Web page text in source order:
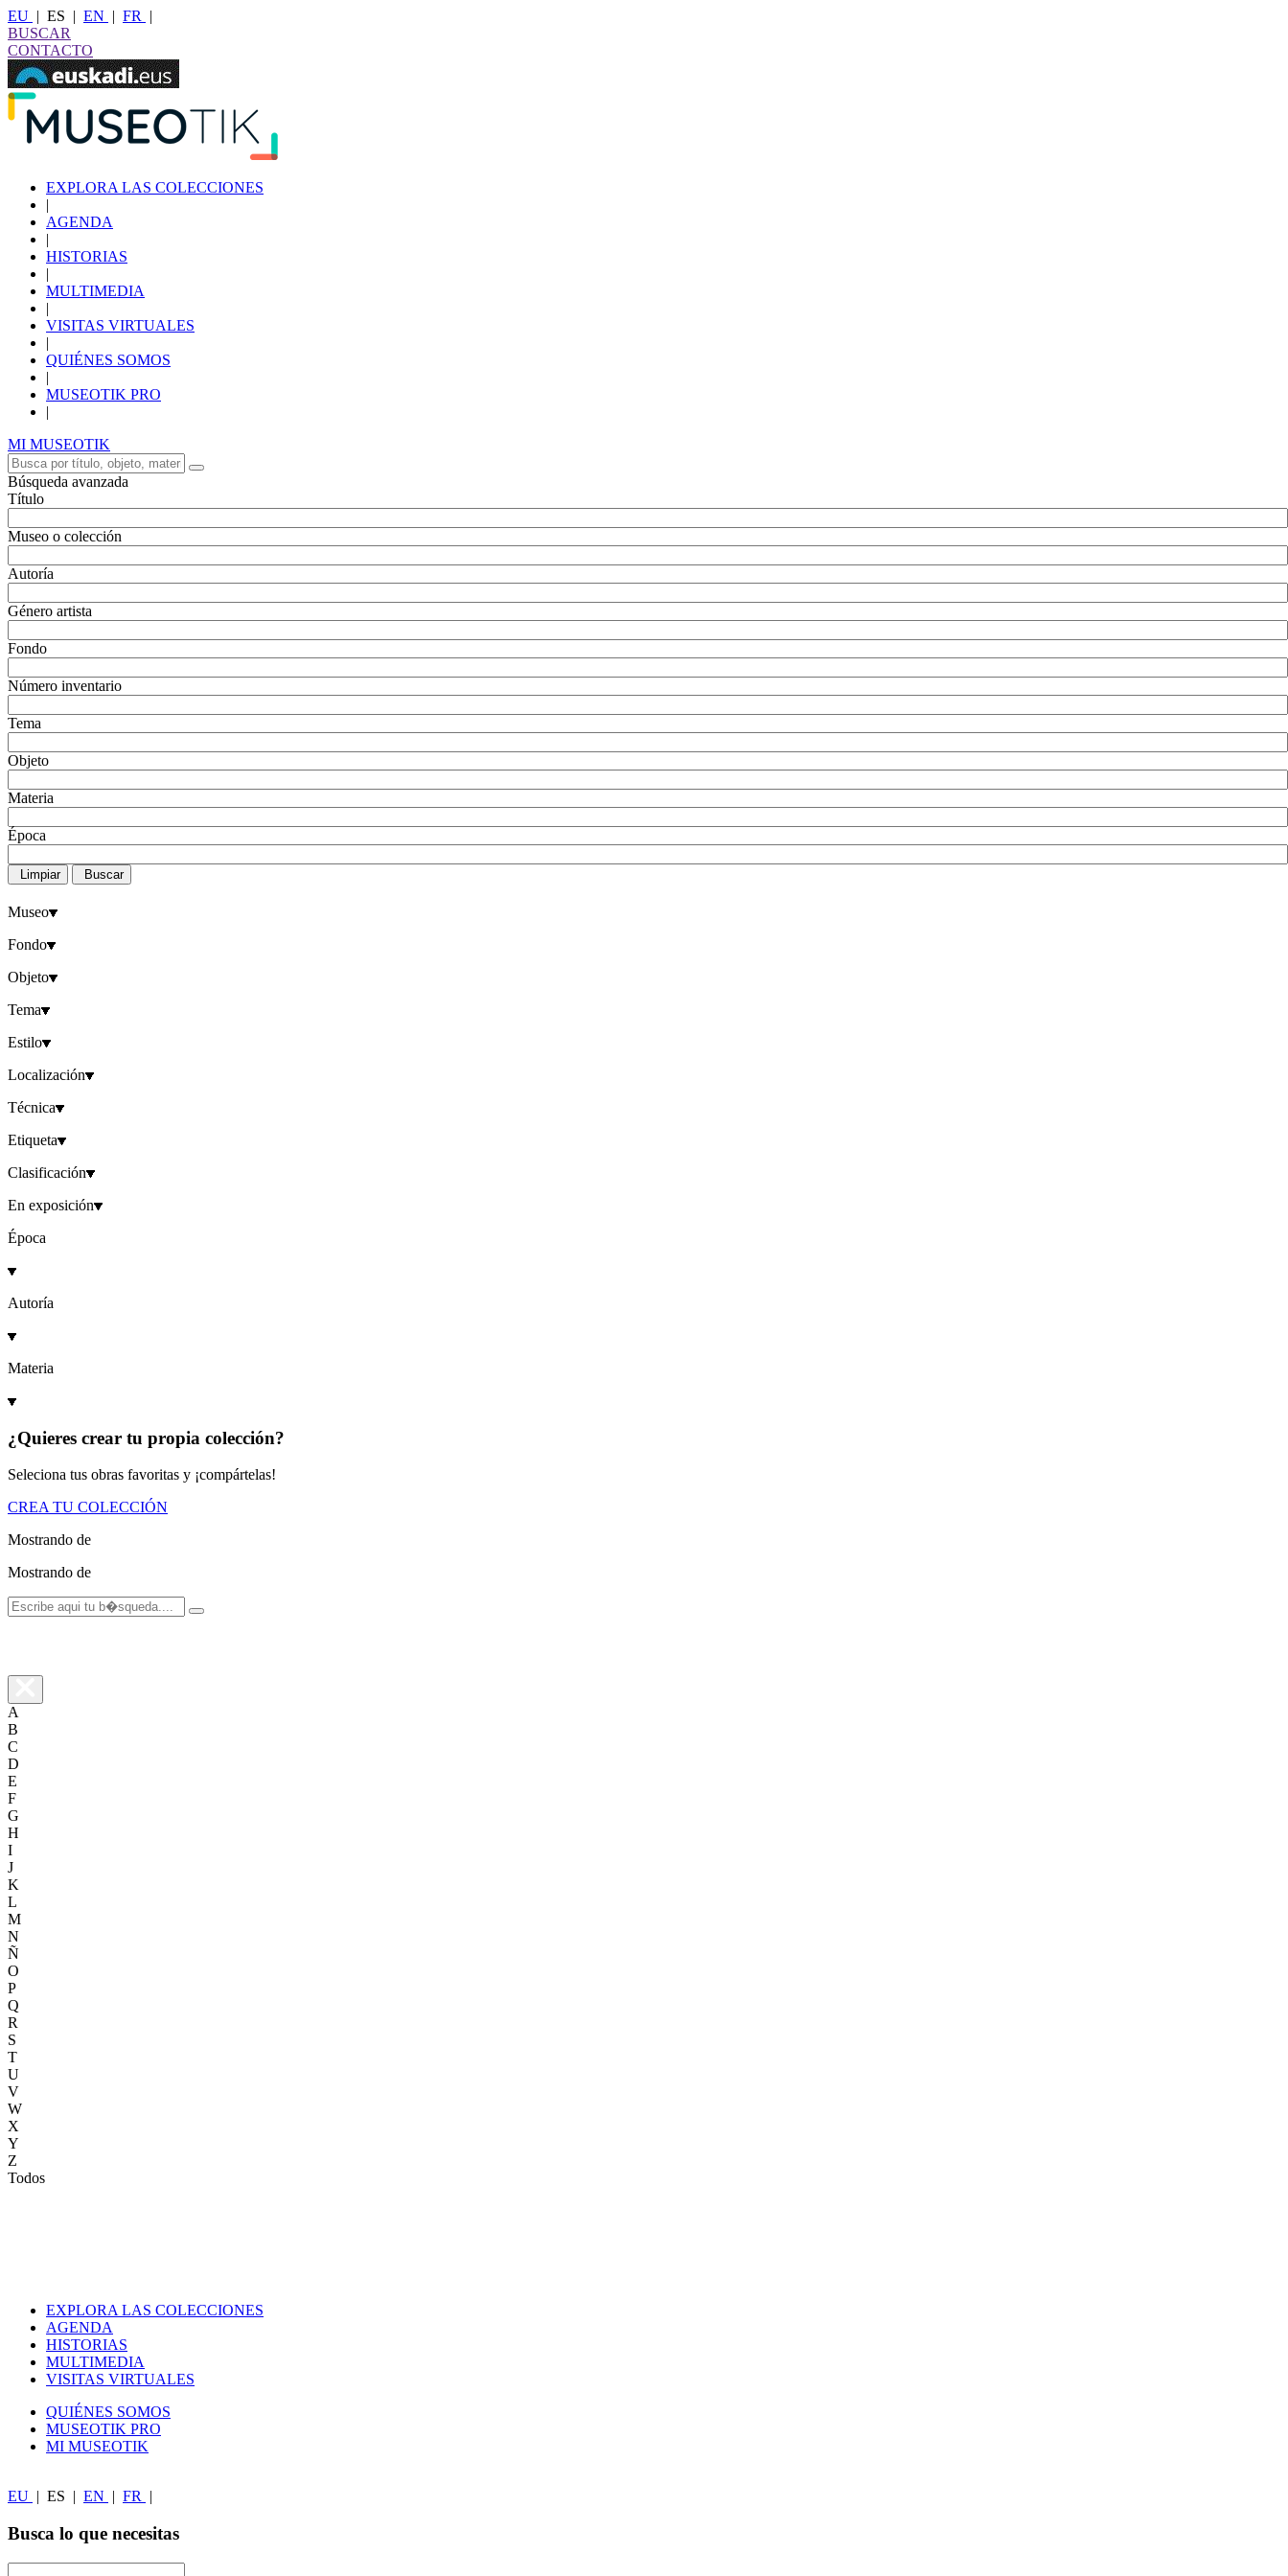
EU | ES | EN | FR
|
BUSCAR
CONTACTO
EXPLORA LAS COLECCIONES
|
AGENDA
|
HISTORIAS
|
MULTIMEDIA
|
VISITAS VIRTUALES
|
QUIÉNES SOMOS
|
MUSEOTIK PRO
|
MI MUSEOTIK
Búsqueda avanzada
Título
Museo o colección
Autoría
Género artista
Fondo
Número inventario
Tema
Objeto
Materia
Época
Limpiar Buscar
Museo
Fondo
Objeto
Tema
Estilo
Localización
Técnica
Etiqueta
Clasificación
En exposición
Época
Autoría
Materia
¿Quieres crear tu propia colección?
Seleciona tus obras favoritas y ¡compártelas!
CREA TU COLECCIÓN
Mostrando de
Mostrando de
A
B
C
D
E
F
G
H
I
J
K
L
M
N
Ñ
O
P
Q
R
S
T
U
V
W
X
Y
Z
Todos
EXPLORA LAS COLECCIONES
AGENDA
HISTORIAS
MULTIMEDIA
VISITAS VIRTUALES
QUIÉNES SOMOS
MUSEOTIK PRO
MI MUSEOTIK
EU ES EN FR
Busca lo que necesitas